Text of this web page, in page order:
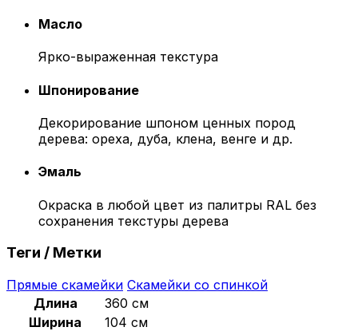
Масло
Ярко-выраженная текстура
Шпонирование
Декорирование шпоном ценных пород
дерева: ореха, дуба, клена, венге и др.
Эмаль
Окраска в любой цвет из палитры RAL без
сохранения текстуры дерева
Теги / Метки
Прямые скамейки Скамейки со спинкой
Длина
360 см
Ширина
104 см